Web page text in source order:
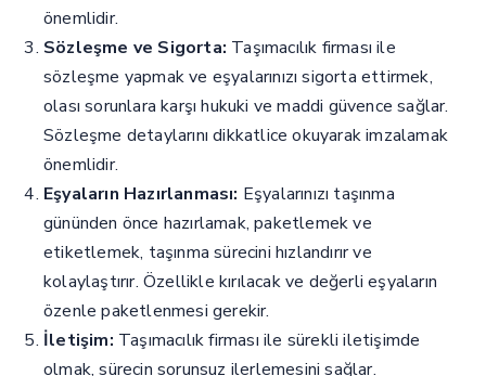
önemlidir.
Sözleşme ve Sigorta: Taşımacılık firması ile
sözleşme yapmak ve eşyalarınızı sigorta ettirmek,
olası sorunlara karşı hukuki ve maddi güvence sağlar.
Sözleşme detaylarını dikkatlice okuyarak imzalamak
önemlidir.
Eşyaların Hazırlanması: Eşyalarınızı taşınma
gününden önce hazırlamak, paketlemek ve
etiketlemek, taşınma sürecini hızlandırır ve
kolaylaştırır. Özellikle kırılacak ve değerli eşyaların
özenle paketlenmesi gerekir.
İletişim: Taşımacılık firması ile sürekli iletişimde
olmak, sürecin sorunsuz ilerlemesini sağlar.